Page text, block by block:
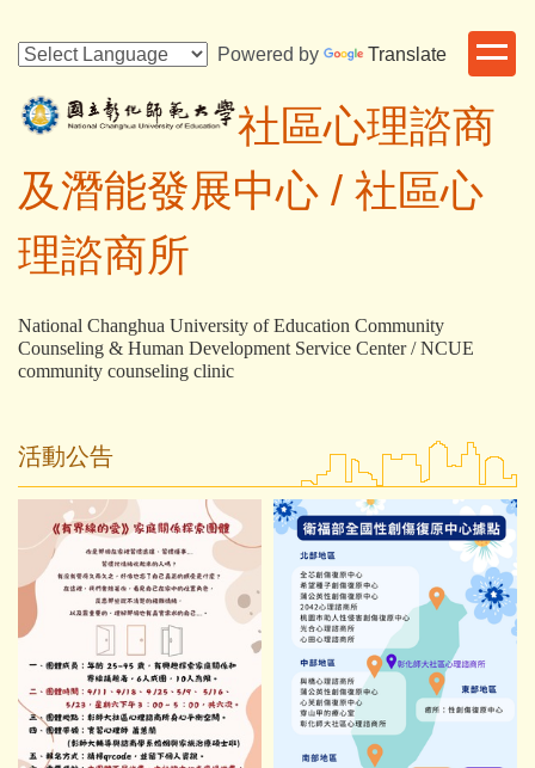
到
要
內
區
Powered by Translate
社區心理諮商
及潛能發展中心 / 社區心
理諮商所
National Changhua University of Education Community
Counseling & Human Development Service Center / NCUE
community counseling clinic
活動公告